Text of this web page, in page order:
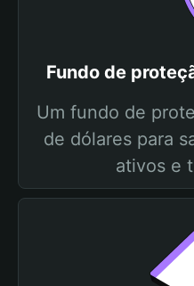
Fundo de
Um fundo de
de dólares para
ativos e